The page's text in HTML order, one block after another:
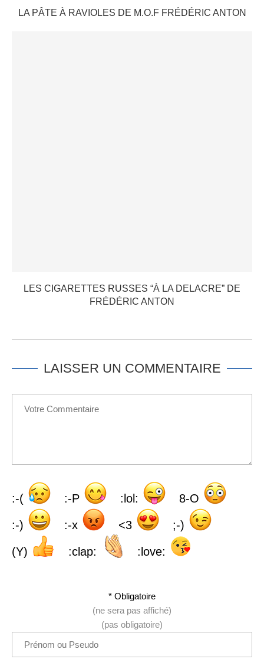
LA PÂTE À RAVIOLES DE M.O.F FRÉDÉRIC ANTON
LES CIGARETTES RUSSES “À LA DELACRE” DE
FRÉDÉRIC ANTON
LAISSER UN COMMENTAIRE
:-( :-P :lol: 8-O
:-) :-x <3 ;-)
(Y) :clap: :love:
* Obligatoire
(ne sera pas affiché)
(pas obligatoire)